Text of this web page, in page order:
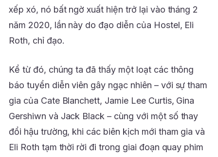
xếp xó, nó bất ngờ xuất hiện trở lại vào tháng 2
năm 2020, lần này do đạo diễn của Hostel, Eli
Roth, chỉ đạo.
Kể từ đó, chúng ta đã thấy một loạt các thông
báo tuyển diễn viên gây ngạc nhiên – với sự tham
gia của Cate Blanchett, Jamie Lee Curtis, Gina
Gershiwn và Jack Black – cùng với một số thay
đổi hậu trường, khi các biên kịch mới tham gia và
Eli Roth tạm thời rời đi trong giai đoạn quay phim